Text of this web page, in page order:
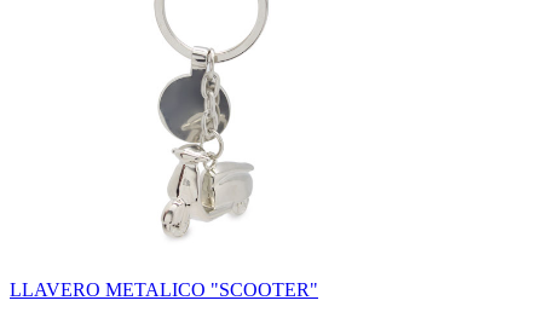
LLAVERO METALICO "SCOOTER"